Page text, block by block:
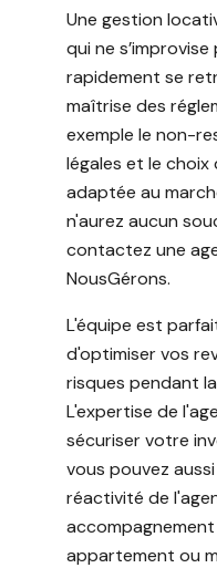
Une gestion
qui ne
rapidement se
maîtrise des
exemple le non-
légales et le choix
adaptée au
n'aurez aucun
contactez une
NousGérons.
L'équipe est
d'optimiser vos
risques pendant
L'expertise de
sécuriser votre
vous pouvez
réactivité de
appartement ou